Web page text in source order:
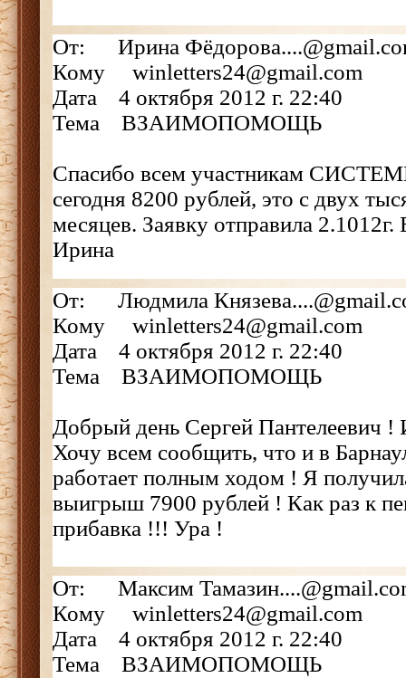
От: Ирина
Кому winletters24@gmail.com
Дата 4 октября 2012 г. 22:40
Тема ВЗАИМОПОМОЩЬ
Спасибо всем участникам
сегодня 8200 рублей, это с двух
месяцев. Заявку отправила 2.1012г.
Ирина
От: Людмила
Кому winletters24@gmail.com
Дата 4 октября 2012 г. 22:40
Тема ВЗАИМОПОМОЩЬ
Добрый день Сергей Пантелеевич !
Хочу всем сообщить, что и в
работает полным ходом ! Я
выигрыш 7900 рублей ! Как раз к
прибавка !!! Ура !
От: Максим
Кому winletters24@gmail.com
Дата 4 октября 2012 г. 22:40
Тема ВЗАИМОПОМОЩЬ